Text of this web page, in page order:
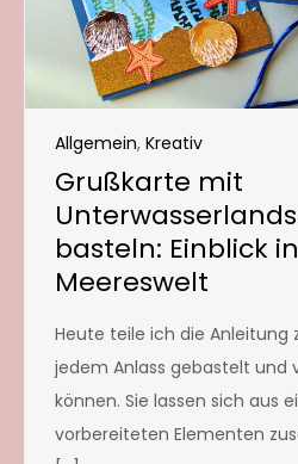
Allgemein, Kreativ
Grußkarte mit
basteln: Einblick
Meereswelt
Heute teile ich die Anleitung
jedem Anlass gebastelt und
können. Sie lassen sich aus
vorbereiteten Elementen